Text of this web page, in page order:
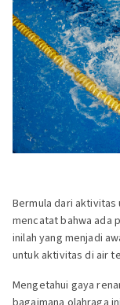
Bermula dari
mencatat bahwa ada
inilah yang menjadi
untuk aktivitas di air
Mengetahui gaya